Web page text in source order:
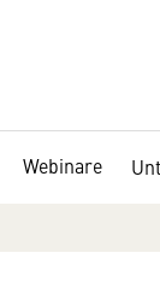
Webinare